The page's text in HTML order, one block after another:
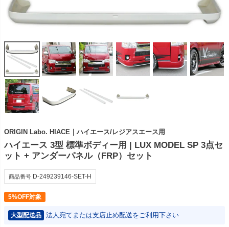
ORIGIN Labo. HIACE｜ハイエース/レジアスエース用
ハイエース 3型 標準ボディー用 | LUX MODEL SP 3点セ
ット + アンダーパネル（FRP）セット
商品番号 D-249239146-SET-H
5%OFF対象
大型配送品 法人宛てまたは支店止め配送をご利用下さい